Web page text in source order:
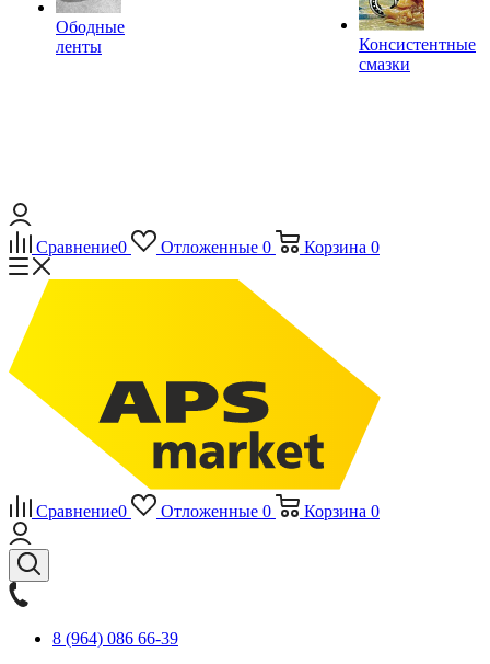
Ободные
ленты
Консистентные
смазки
Сравнение0 Отложенные 0 Корзина 0
Сравнение0 Отложенные 0 Корзина 0
8 (964) 086 66-39